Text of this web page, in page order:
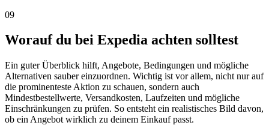
09
Worauf du bei Expedia achten solltest
Ein guter Überblick hilft, Angebote, Bedingungen und mögliche
Alternativen sauber einzuordnen. Wichtig ist vor allem, nicht nur auf
die prominenteste Aktion zu schauen, sondern auch
Mindestbestellwerte, Versandkosten, Laufzeiten und mögliche
Einschränkungen zu prüfen. So entsteht ein realistisches Bild davon,
ob ein Angebot wirklich zu deinem Einkauf passt.